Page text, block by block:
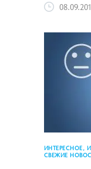
ИНТЕРЕСНОЕ,
СВЕЖИЕ